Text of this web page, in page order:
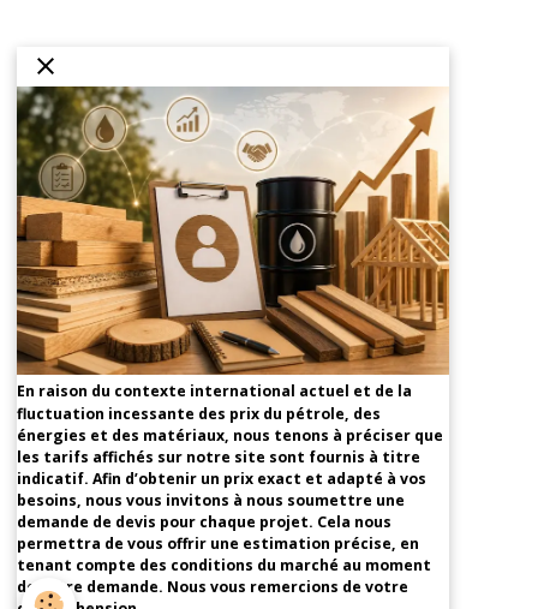
En raison du contexte international actuel et de la
fluctuation incessante des prix du pétrole, des
énergies et des matériaux, nous tenons à préciser que
les tarifs affichés sur notre site sont fournis à titre
indicatif. Afin d’obtenir un prix exact et adapté à vos
besoins, nous vous invitons à nous soumettre une
demande de devis pour chaque projet. Cela nous
permettra de vous offrir une estimation précise, en
tenant compte des conditions du marché au moment
de votre demande. Nous vous remercions de votre